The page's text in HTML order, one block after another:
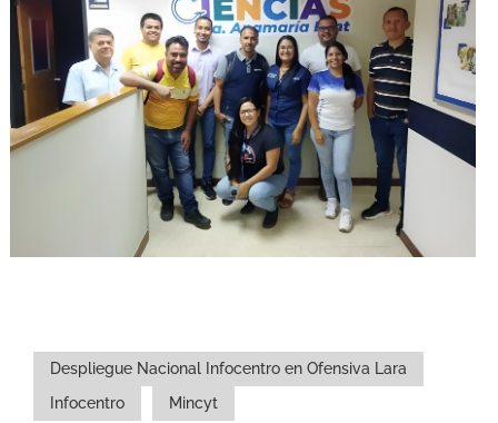
Despliegue Nacional Infocentro en Ofensiva Lara
Infocentro
Mincyt